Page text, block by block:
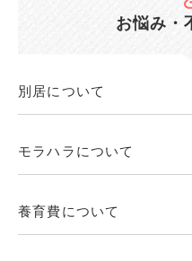
お悩み・
別居について
モラハラについて
養育費について